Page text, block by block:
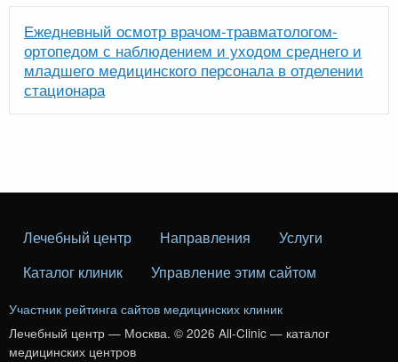
Ежедневный осмотр врачом-травматологом-
ортопедом с наблюдением и уходом среднего и
младшего медицинского персонала в отделении
стационара
Лечебный центр Направления
Услуги
Каталог клиник
Управление этим сайтом
Участник рейтинга сайтов медицинских клиник
Лечебный центр — Москва. © 2026 All-Clinic — каталог
медицинских центров